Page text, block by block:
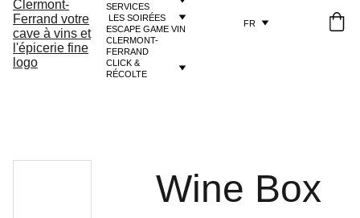
SERVICES
LES SOIRÉES
ESCAPE GAME VIN
CLERMONT-
FERRAND
CLICK &
RÉCOLTE
FR
Wine Box